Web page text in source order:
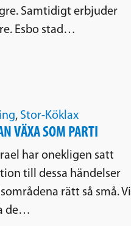
Samtidigt erbjuder
Esbo stad…
, Stor-Köklax
VÄXA SOM PARTI
har onekligen satt
till dessa händelser
rätt så små. Vi
de…